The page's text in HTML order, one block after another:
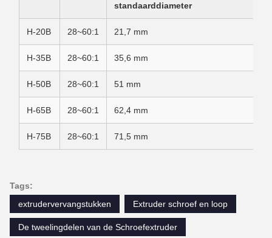
standaarddiameter
H-20B 28~60:1 21,7 mm
H-35B 28~60:1 35,6 mm
H-50B 28~60:1 51 mm
H-65B 28~60:1 62,4 mm
H-75B 28~60:1 71,5 mm
Tags:
extrudervervangstukken
Extruder schroef en loop
De tweelingdelen van de Schroefextruder